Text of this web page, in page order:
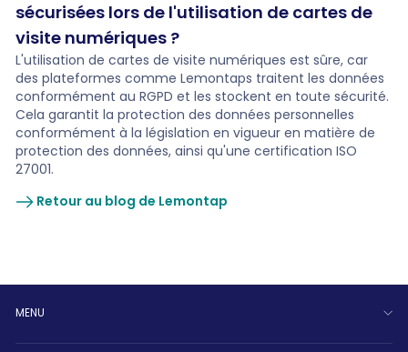
sécurisées lors de l'utilisation de cartes de
visite numériques ?
L'utilisation de cartes de visite numériques est sûre, car
des plateformes comme Lemontaps traitent les données
conformément au RGPD et les stockent en toute sécurité.
Cela garantit la protection des données personnelles
conformément à la législation en vigueur en matière de
protection des données, ainsi qu'une certification ISO
27001.
Retour au blog de Lemontap
MENU